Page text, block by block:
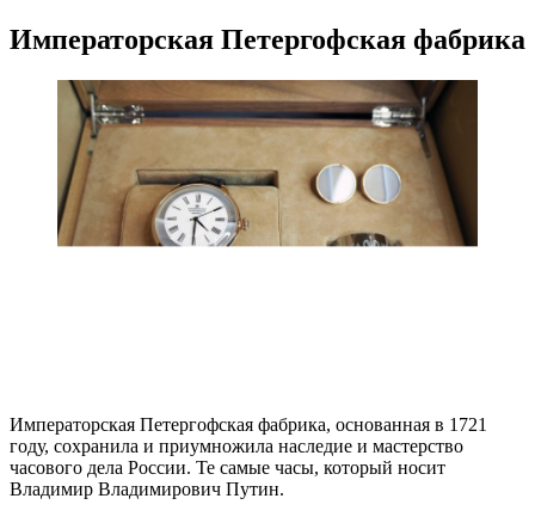
Императорская Петергофская фабрика
Императорская Петергофская фабрика, основанная в 1721
году, сохранила и приумножила наследие и мастерство
часового дела России. Те самые часы, который носит
Владимир Владимирович Путин.